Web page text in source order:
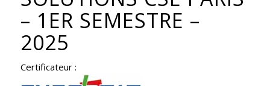
– 1ER SEMESTRE –
2025
Certificateur :